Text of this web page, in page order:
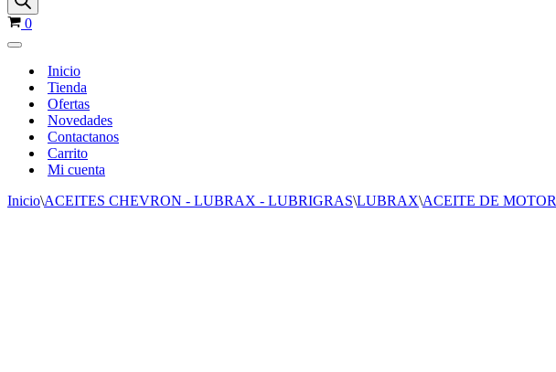
Carrito
0
Menú
navegación
Inicio
Tienda
Ofertas
Novedades
Contactanos
Carrito
Mi cuenta
Inicio\ACEITES CHEVRON - LUBRAX - LUBRIGRAS\LUBRAX\ACEITE DE MOTOR